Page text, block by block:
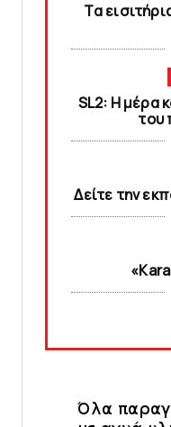
Tα
SL2: Η μέρα
του
Δείτε την
Κύπελλο: